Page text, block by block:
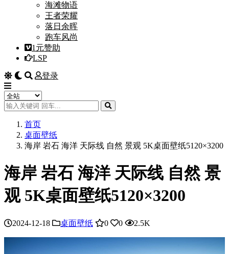
海滩物语
王者荣耀
落日余晖
跑车风尚
1元赞助
LSP
登录
首页
桌面壁纸
海岸 岩石 海洋 天际线 自然 景观 5K桌面壁纸5120×3200
海岸 岩石 海洋 天际线 自然 景
观 5K桌面壁纸5120×3200
2024-12-18 桌面壁纸 0 0 2.5K